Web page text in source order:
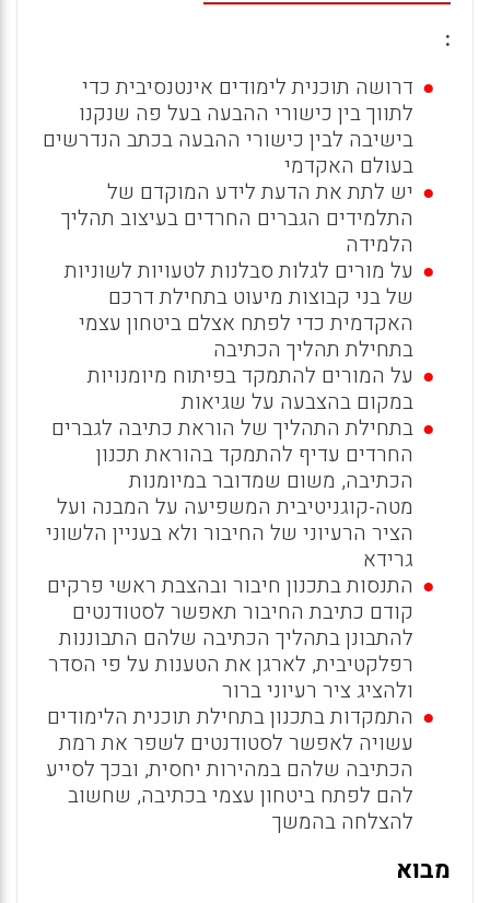
:
דרושה תוכנית לימודים אינטנסיבית כדי
לתווך בין כישורי ההבעה בעל פה שנקנו
בישיבה לבין כישורי ההבעה בכתב הנדרשים
בעולם האקדמי
יש לתת את הדעת לידע המוקדם של
התלמידים הגברים החרדים בעיצוב תהליך
הלמידה
על מורים לגלות סבלנות לטעויות לשוניות
של בני קבוצות מיעוט בתחילת דרכם
האקדמית כדי לפתח אצלם ביטחון עצמי
בתחילת תהליך הכתיבה
על המורים להתמקד בפיתוח מיומנויות
במקום בהצבעה על שגיאות
בתחילת התהליך של הוראת כתיבה לגברים
החרדים עדיף להתמקד בהוראת תכנון
הכתיבה, משום שמדובר במיומנות
מטה-קוגניטיבית המשפיעה על המבנה ועל
הציר הרעיוני של החיבור ולא בעניין הלשוני
גרידא
התנסות בתכנון חיבור ובהצבת ראשי פרקים
קודם כתיבת החיבור תאפשר לסטודנטים
להתבונן בתהליך הכתיבה שלהם התבוננות
רפלקטיבית, לארגן את הטענות על פי הסדר
ולהציג ציר רעיוני ברור
התמקדות בתכנון בתחילת תוכנית הלימודים
עשויה לאפשר לסטודנטים לשפר את רמת
הכתיבה שלהם במהירות יחסית, ובכך לסייע
להם לפתח ביטחון עצמי בכתיבה, שחשוב
להצלחה בהמשך
מבוא